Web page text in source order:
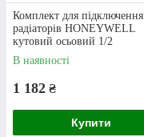
Ви можете
500 грн)
Комплект для підключення
радіаторів HONEYWELL
кутовий осьовий 1/2
В наявності
1 182 ₴
Купити